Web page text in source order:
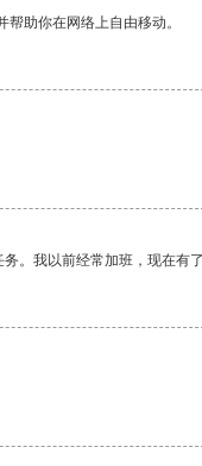
助你在网络上自由移动。
。我以前经常加班，现在有